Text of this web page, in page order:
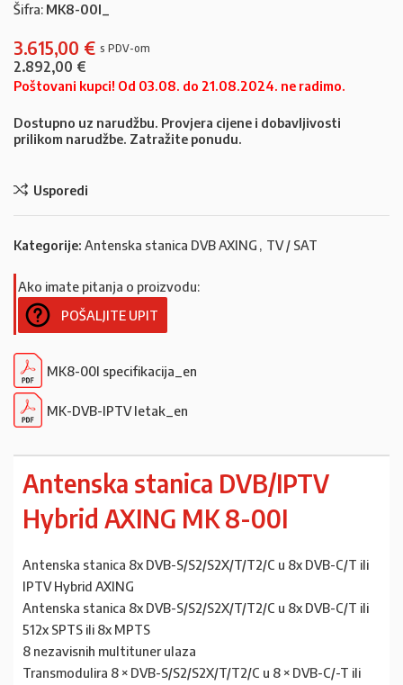
Šifra: MK8-00I_
3.615,00 €
2.892,00 €
Poštovani kupci! Od 03.08. do 21.08.2024. ne radimo.
Dostupno uz narudžbu. Provjera cijene i dobavljivosti
prilikom narudžbe. Zatražite ponudu.
Usporedi
Kategorije: Antenska stanica DVB AXING , TV / SAT
Ako imate pitanja o proizvodu:
POŠALJITE UPIT
MK8-00I specifikacija_en
MK-DVB-IPTV letak_en
Antenska stanica DVB/IPTV
Hybrid AXING MK 8-00I
Antenska stanica 8x DVB-S/S2/S2X/T/T2/C u 8x DVB-C/T ili
IPTV Hybrid AXING
Antenska stanica 8x DVB-S/S2/S2X/T/T2/C u 8x DVB-C/T ili
512x SPTS ili 8x MPTS
8 nezavisnih multituner ulaza
Transmodulira 8 × DVB-S/S2/S2X/T/T2/C u 8 × DVB-C/-T ili